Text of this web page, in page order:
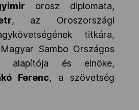
orosz diplomata,
, az Oroszországi
titkára,
Sambo Országos
alapítója és elnöke,
Ferenc, a szövetség